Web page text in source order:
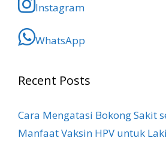
Instagram
WhatsApp
Recent Posts
Cara Mengatasi Bokong Sakit​
Manfaat Vaksin HPV untuk